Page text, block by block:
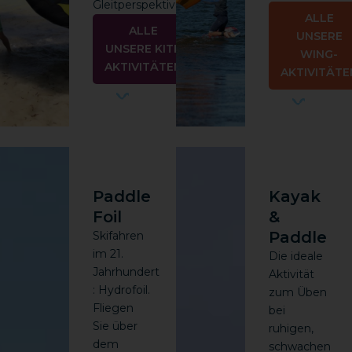
Gleitperspektiven.
ALLE
UNSERE KITE
AKTIVITÄTEN
ALLE
UNSERE
WING-
Paddle
Foil
Skifahren
im 21.
Jahrhundert
: Hydrofoil.
Fliegen
Sie über
dem
Kayak
&
Paddle
Die ideale
Aktivität
zum Üben
bei
ruhigen,
schwachen